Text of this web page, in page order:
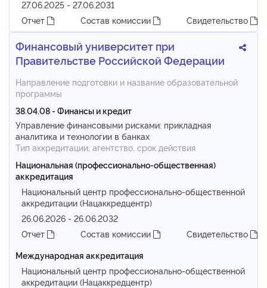
27.06.2025 - 27.06.2031
Отчет
Состав комиссии Свидетельство
Финансовый университет при
Правительстве Российской Федерации
Направление подготовки и название образовательной
программы
38.04.08 - Финансы и кредит
Управление финансовыми рисками: прикладная
аналитика и технологии в банках
Тип аккредитации, агентство, срок действия
Национальная (профессионально-общественная)
аккредитация
Национальный центр профессионально-общественной
аккредитации (Нацаккредцентр)
26.06.2026 - 26.06.2032
Отчет
Состав комиссии
Свидетельство
Международная аккредитация
Национальный центр профессионально-общественной
аккредитации (Нацаккредцентр)